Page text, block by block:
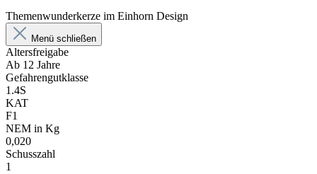
Themenwunderkerze im Einhorn Design
Menü schließen
Altersfreigabe
Ab 12 Jahre
Gefahrengutklasse
1.4S
KAT
F1
NEM in Kg
0,020
Schusszahl
1